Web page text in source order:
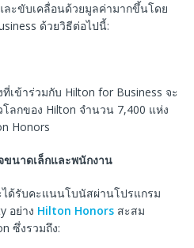
ละขับเคลื่อนด้วยมูลค่ามากขึ้นโดย
ด้วยวิธีต่อไปนี้:
เข้าร่วมกับ Hilton for Business จะ
ลกของ Hilton จำนวน 7,400 แห่ง
Honors
ขนาดเล็กและพนักงาน
ด้รับคะแนนโบนัสผ่านโปรแกรม
อย่าง Hilton Honors สะสม
ซึ่งรวมถึง: